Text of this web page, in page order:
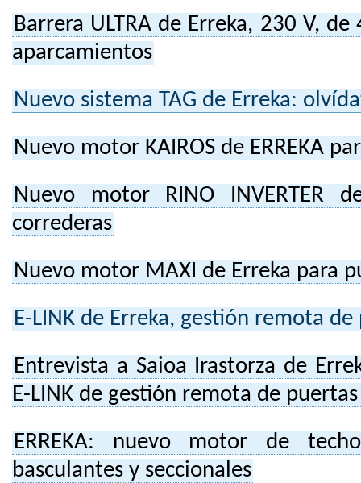
Barrera ULTRA de Erreka, 230 V,
aparcamientos
Nuevo sistema TAG de Erreka:
Nuevo motor KAIROS de ERREKA
Nuevo motor RINO INVERTER
correderas
Nuevo motor MAXI de Erreka para
E-LINK de Erreka, gestión remota
Entrevista a Saioa Irastorza de
E-LINK de gestión remota de
ERREKA: nuevo motor de
basculantes y seccionales